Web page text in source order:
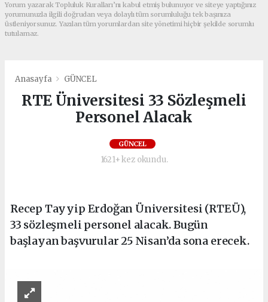
Yorum yazarak Topluluk Kuralları’nı kabul etmiş bulunuyor ve siteye yaptığınız
yorumunuzla ilgili doğrudan veya dolaylı tüm sorumluluğu tek başınıza
üstleniyorsunuz. Yazılan tüm yorumlardan site yönetimi hiçbir şekilde sorumlu
tutulamaz.
Anasayfa GÜNCEL
RTE Üniversitesi 33 Sözleşmeli
Personel Alacak
GÜNCEL
1621+ kez okundu.
Recep Tayyip Erdoğan Üniversitesi (RTEÜ),
33 sözleşmeli personel alacak. Bugün
başlayan başvurular 25 Nisan’da sona erecek.